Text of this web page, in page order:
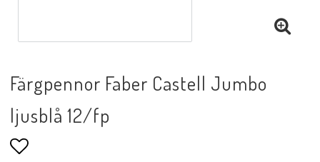
Färgpennor Faber Castell Jumbo
ljusblå 12/fp